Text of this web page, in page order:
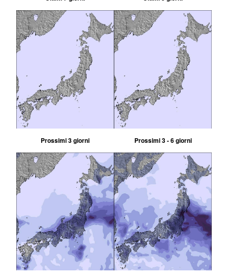
Prossimi 3 giorni Prossimi 3 - 6 giorni